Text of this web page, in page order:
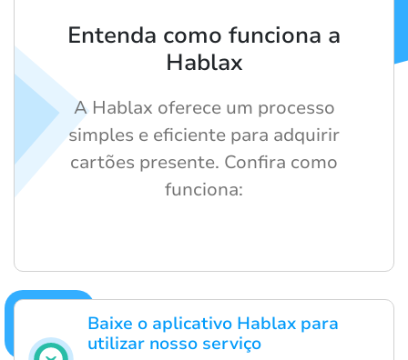
Baixe o aplicativo Hablax para
utilizar nosso serviço
Entenda como funciona a
Hablax
A Hablax oferece um processo
simples e eficiente para adquirir
cartões presente. Confira como
funciona: